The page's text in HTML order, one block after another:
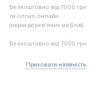
Безкоштовно від 7000 грн
та оплаті онлайн
(окрім дерев'яних меблів)
Безкоштовно від 7000 грн
Приховати наявність